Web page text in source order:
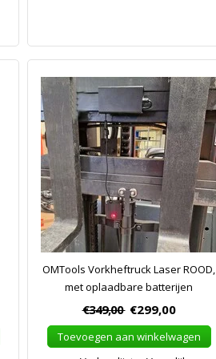
OMTools Vorkheftruck Laser ROOD,
met oplaadbare batterijen
€349,00 €299,00
Toevoegen aan winkelwagen